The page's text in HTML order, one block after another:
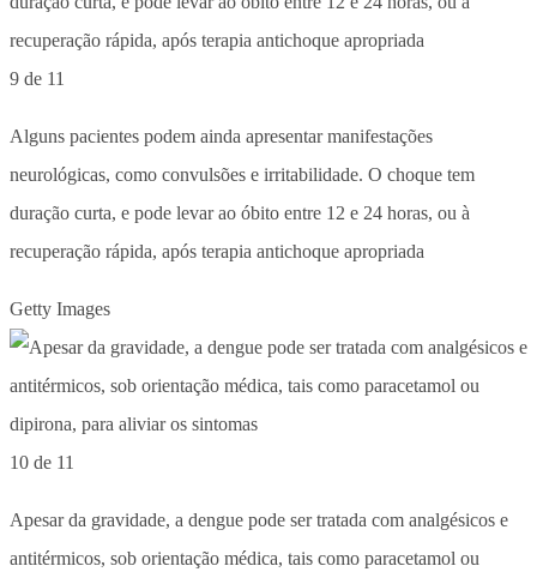
9 de 11
Alguns pacientes podem ainda apresentar manifestações
neurológicas, como convulsões e irritabilidade. O choque tem
duração curta, e pode levar ao óbito entre 12 e 24 horas, ou à
recuperação rápida, após terapia antichoque apropriada
Getty Images
10 de 11
Apesar da gravidade, a dengue pode ser tratada com analgésicos e
antitérmicos, sob orientação médica, tais como paracetamol ou